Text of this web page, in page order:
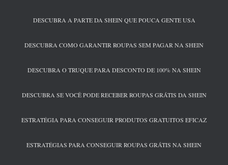
DESCUBRA A PARTE DA SHEIN QUE POUCA GENTE USA
DESCUBRA COMO GARANTIR ROUPAS SEM PAGAR NA SHEIN
DESCUBRA O TRUQUE PARA DESCONTO DE 100% NA SHEIN
DESCUBRA SE VOCÊ PODE RECEBER ROUPAS GRÁTIS DA SHEIN
ESTRATÉGIA PARA CONSEGUIR PRODUTOS GRATUITOS EFICAZ
ESTRATÉGIAS PARA CONSEGUIR ROUPAS GRÁTIS NA SHEIN